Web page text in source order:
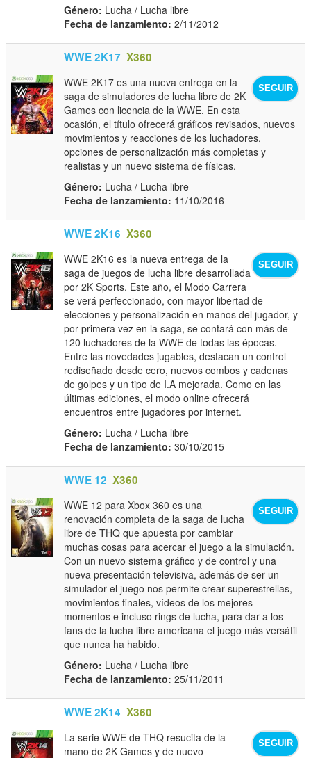
Género: Lucha / Lucha libre
Fecha de lanzamiento: 2/11/2012
WWE 2K17 X360
SEGUIR
WWE 2K17 es una nueva entrega en la
saga de simuladores de lucha libre de 2K
Games con licencia de la WWE. En esta
ocasión, el título ofrecerá gráficos revisados, nuevos
movimientos y reacciones de los luchadores,
opciones de personalización más completas y
realistas y un nuevo sistema de físicas.
Género: Lucha / Lucha libre
Fecha de lanzamiento: 11/10/2016
WWE 2K16 X360
SEGUIR
WWE 2K16 es la nueva entrega de la
saga de juegos de lucha libre desarrollada
por 2K Sports. Este año, el Modo Carrera
se verá perfeccionado, con mayor libertad de
elecciones y personalización en manos del jugador, y
por primera vez en la saga, se contará con más de
120 luchadores de la WWE de todas las épocas.
Entre las novedades jugables, destacan un control
rediseñado desde cero, nuevos combos y cadenas
de golpes y un tipo de I.A mejorada. Como en las
últimas ediciones, el modo online ofrecerá
encuentros entre jugadores por internet.
Género: Lucha / Lucha libre
Fecha de lanzamiento: 30/10/2015
WWE 12 X360
SEGUIR
WWE 12 para Xbox 360 es una
renovación completa de la saga de lucha
libre de THQ que apuesta por cambiar
muchas cosas para acercar el juego a la simulación.
Con un nuevo sistema gráfico y de control y una
nueva presentación televisiva, además de ser un
simulador el juego nos permite crear superestrellas,
movimientos finales, vídeos de los mejores
momentos e incluso rings de lucha, para dar a los
fans de la lucha libre americana el juego más versátil
que nunca ha habido.
Género: Lucha / Lucha libre
Fecha de lanzamiento: 25/11/2011
WWE 2K14 X360
SEGUIR
La serie WWE de THQ resucita de la
mano de 2K Games y de nuevo